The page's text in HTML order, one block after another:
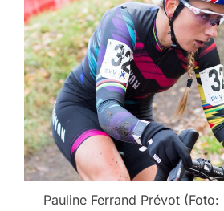
Pauline Ferrand Prévot